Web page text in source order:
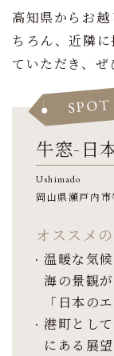
高知県からお
ちろん、近隣
ていただき、ぜ
SPOT
牛窓-日
Ushimado
岡山県瀬戸内
オススメ
温暖な気
海の景観
「日本の
港町とし
にある展